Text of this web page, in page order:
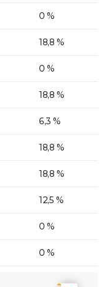
0 %
18,8 %
0 %
18,8 %
6,3 %
18,8 %
18,8 %
12,5 %
0 %
0 %